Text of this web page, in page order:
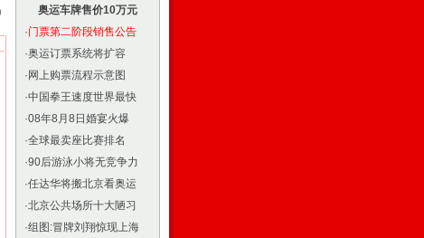
奥运车牌售价10万元
·门票第二阶段销售公告
·奥运订票系统将扩容
· 网上购票流程示意图
·中国拳王速度世界最快
·08年8月8日婚宴火爆
·全球最卖座比赛排名
·90后游泳小将无竞争力
·任达华将搬北京看奥运
·北京公共场所十大陋习
·组图:冒牌刘翔惊现上海